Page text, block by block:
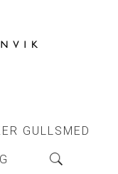
GULLSMED